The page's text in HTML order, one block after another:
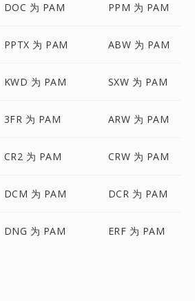
DOC 为 PAM PPM 为 PAM
PPTX 为 PAM ABW 为 PAM
KWD 为 PAM SXW 为 PAM
3FR 为 PAM ARW 为 PAM
CR2 为 PAM CRW 为 PAM
DCM 为 PAM DCR 为 PAM
DNG 为 PAM ERF 为 PAM